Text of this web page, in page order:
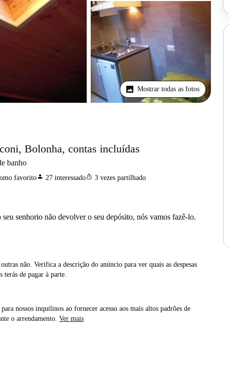
Mostrar todas as fotos
Bolonha, contas incluídas
banho
favoritoperson 27 interessadoios_share 3 vezes partilhado
senhorio não devolver o seu depósito, nós vamos fazê-lo.
não. Verifica a descrição do anúncio para ver quais as despesas
terás de pagar à parte.
nossos inquilinos ao fornecer acesso aos mais altos padrões de
o arrendamento. Ver mais